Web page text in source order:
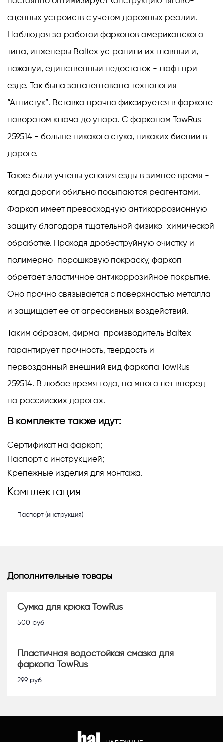
сцепных устройств с учетом дорожных реалий.
Наблюдая за работой фаркопов американского
типа, инженеры Baltex устранили их главный и,
пожалуй, единственный недостаток - люфт при
езде. Так была запатентована технология
“Антистук”. Вставка прочно фиксируется в фаркопе
поворотом ключа до упора. C фаркопом TowRus
259514 - больше никакого стука, никаких биений в
дороге.
Также были учтены условия езды в зимнее время -
когда дороги обильно посыпаются реагентами.
Фаркоп имеет превосходную антикоррозионную
защиту благодаря тщательной физико-химической
обработке. Проходя дробеструйную очистку и
полимерно-порошковую покраску, фаркоп
обретает эластичное антикоррозийное покрытие.
Оно прочно связывается с поверхностью металла
и защищает ее от агрессивных воздействий.
Таким образом, фирма-производитель Baltex
гарантирует прочность, твердость и
первозданный внешний вид фаркопа TowRus
259514. В любое время года, на много лет вперед
на российских дорогах.
В комплекте также идут:
Сертификат на фаркоп;
Паспорт с инструкцией;
Крепежные изделия для монтажа.
Комплектация
Паспорт (инструкция)
Дополнительные товары
Сумка для крюка TowRus
500 руб
Пластичная водостойкая смазка для
фаркопа TowRus
299 руб